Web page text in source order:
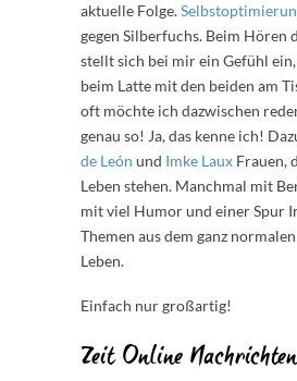
aktuelle Folge.
gegen Silberfuchs. Beim Hören
stellt sich bei mir ein Gefühl
beim Latte mit den beiden am
oft möchte ich dazwischen
genau so! Ja, das kenne ich!
de León und Imke Laux Frauen,
Leben stehen. Manchmal mit
mit viel Humor und einer Spur
Themen aus dem ganz
Leben.
Einfach nur großartig!
Zeit Online Nachrichten